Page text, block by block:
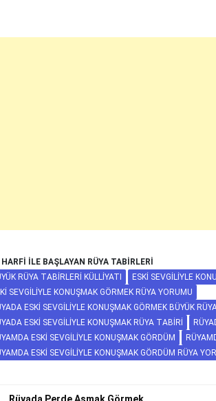
HARFI ILE BAŞLAYAN RÜYA TABIRLERI
RÜYA TABIRLERI KÜLLIYATI
ESKI SEVGILIYLE
SEVGILIYLE KONUŞMAK GÖRMEK RÜYA YORUMU
ESKI SEVGILIYLE KONUŞMAK GÖRMEK BÜYÜK
ESKI SEVGILIYLE KONUŞMAK RÜYA TABIRI
ESKI SEVGILIYLE KONUŞMAK GÖRDÜM
ESKI SEVGILIYLE KONUŞMAK GÖRDÜM RÜYA